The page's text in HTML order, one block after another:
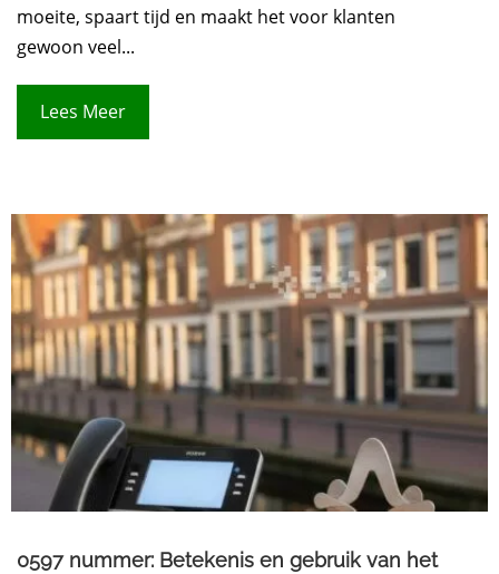
moeite, spaart tijd en maakt het voor klanten
gewoon veel...
Lees Meer
0597 nummer: Betekenis en gebruik van het